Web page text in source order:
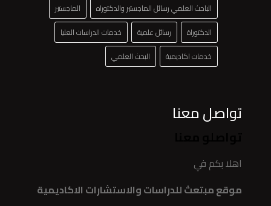
الباحث العلمي رسائل الماجستير والدكتوراه
الماجستير
الدكتوراة
رسائل علمية
خدمات الدراسات العليا
خدمات اكاديمية
البحث العلمي
تواصل معنا
اهلا بكم في
موقع مبتعث للدراسات والاستشارات الاكاديمية